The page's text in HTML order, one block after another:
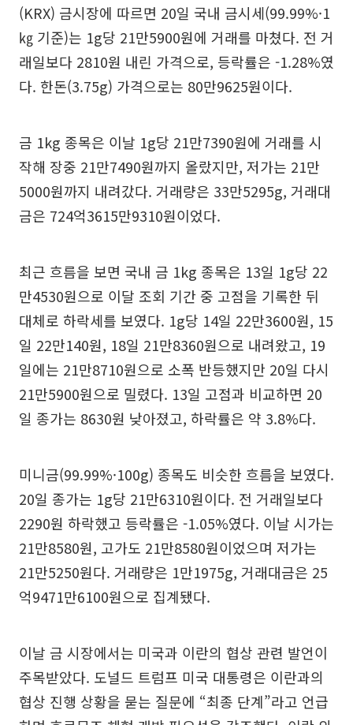
(KRX) 금시장에 따르면 20일 국내 금시세(99.99%·1
㎏ 기준)는 1g당 21만5900원에 거래를 마쳤다. 전 거
래일보다 2810원 내린 가격으로, 등락률은 -1.28%였
다. 한돈(3.75g) 가격으로는 80만9625원이다.
금 1kg 종목은 이날 1g당 21만7390원에 거래를 시
작해 장중 21만7490원까지 올랐지만, 저가는 21만
5000원까지 내려갔다. 거래량은 33만5295g, 거래대
금은 724억3615만9310원이었다.
최근 흐름을 보면 국내 금 1kg 종목은 13일 1g당 22
만4530원으로 이달 조회 기간 중 고점을 기록한 뒤
대체로 하락세를 보였다. 1g당 14일 22만3600원, 15
일 22만140원, 18일 21만8360원으로 내려왔고, 19
일에는 21만8710원으로 소폭 반등했지만 20일 다시
21만5900원으로 밀렸다. 13일 고점과 비교하면 20
일 종가는 8630원 낮아졌고, 하락률은 약 3.8%다.
미니금(99.99%·100g) 종목도 비슷한 흐름을 보였다.
20일 종가는 1g당 21만6310원이다. 전 거래일보다
2290원 하락했고 등락률은 -1.05%였다. 이날 시가는
21만8580원, 고가도 21만8580원이었으며 저가는
21만5250원다. 거래량은 1만1975g, 거래대금은 25
억9471만6100원으로 집계됐다.
이날 금 시장에서는 미국과 이란의 협상 관련 발언이
주목받았다. 도널드 트럼프 미국 대통령은 이란과의
협상 진행 상황을 묻는 질문에 “최종 단계”라고 언급